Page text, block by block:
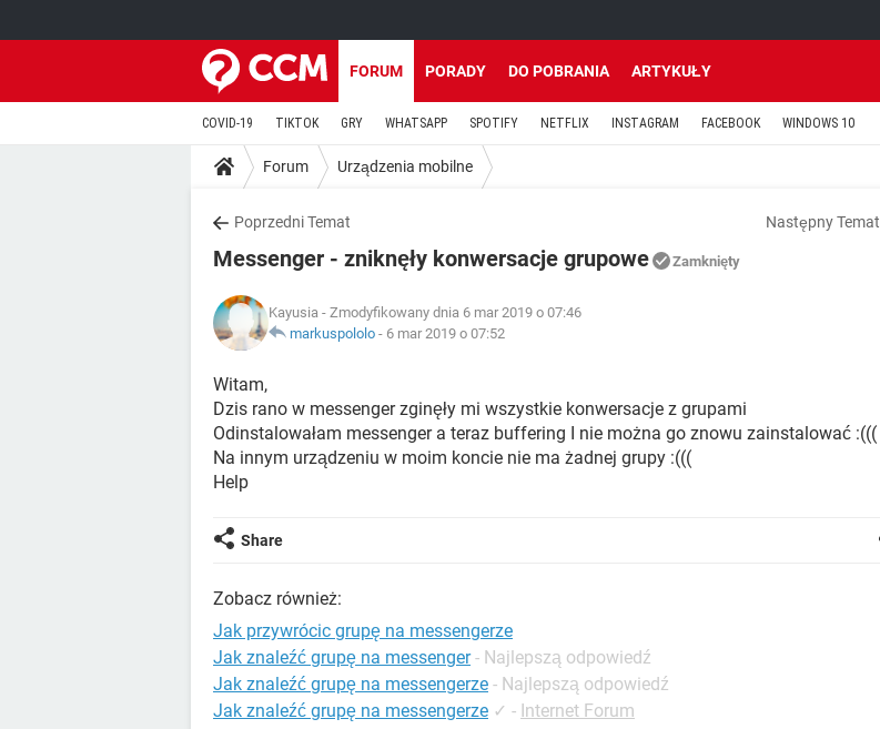
FORUM PORADY DO POBRANIA ARTYKUŁY
COVID-19 TIKTOK GRY WHATSAPP SPOTIFY NETFLIX INSTAGRAM FACEBOOK WINDOWS 10
Forum Urządzenia mobilne
Poprzedni Temat Następny Temat
Messenger - zniknęły konwersacje grupowe Zamknięty
Kayusia - Zmodyfikowany dnia 6 mar 2019 o 07:46
markuspololo - 6 mar 2019 o 07:52
Witam,
Dzis rano w messenger zginęły mi wszystkie konwersacje z grupami
Odinstalowałam messenger a teraz buffering I nie można go znowu zainstalować :(((
Na innym urządzeniu w moim koncie nie ma żadnej grupy :(((
Help
Share
Zobacz również:
Jak przywrócic grupę na messengerze
Jak znaleźć grupę na messenger - Najlepszą odpowiedź
Jak znaleźć grupę na messengerze - Najlepszą odpowiedź
Jak znaleźć grupę na messengerze ✓ - Internet Forum